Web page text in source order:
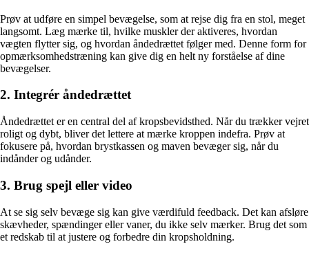
Prøv at udføre en simpel bevægelse, som at rejse dig fra en stol, meget
langsomt. Læg mærke til, hvilke muskler der aktiveres, hvordan
vægten flytter sig, og hvordan åndedrættet følger med. Denne form for
opmærksomhedstræning kan give dig en helt ny forståelse af dine
bevægelser.
2. Integrér åndedrættet
Åndedrættet er en central del af kropsbevidsthed. Når du trækker vejret
roligt og dybt, bliver det lettere at mærke kroppen indefra. Prøv at
fokusere på, hvordan brystkassen og maven bevæger sig, når du
indånder og udånder.
3. Brug spejl eller video
At se sig selv bevæge sig kan give værdifuld feedback. Det kan afsløre
skævheder, spændinger eller vaner, du ikke selv mærker. Brug det som
et redskab til at justere og forbedre din kropsholdning.